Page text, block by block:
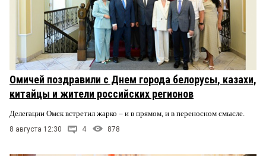
Омичей поздравили с Днем города белорусы, казахи,
китайцы и жители российских регионов
Делегации Омск встретил жарко – и в прямом, и в переносном смысле.
8 августа 12:30 4 878